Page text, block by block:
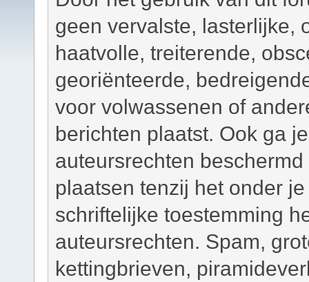
geen vervalste, lasterlijke,
haatvolle, treiterende,
georiënteerde,
voor volwassenen of
berichten plaatst. Ook ga
auteursrechten
plaatsen tenzij het onder
schriftelijke toestemming
auteursrechten. Spam,
kettingbrieven,